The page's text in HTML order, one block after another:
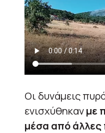
Οι δυνάμεις
ενισχύθηκανμε
μέσα από άλλες